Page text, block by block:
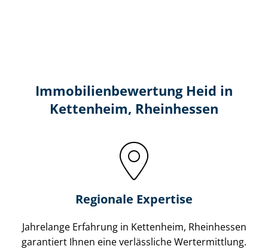
Immobilien­bewertung Heid in
Kettenheim, Rheinhessen
Regionale Expertise
Jahrelange Erfahrung in Kettenheim, Rheinhessen
garantiert Ihnen eine verlässliche Wertermittlung.